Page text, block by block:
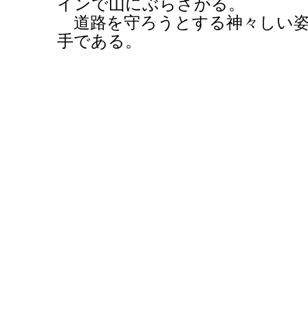
インで山にぶらさがる。
道路を守ろうとする神々しい
手である。